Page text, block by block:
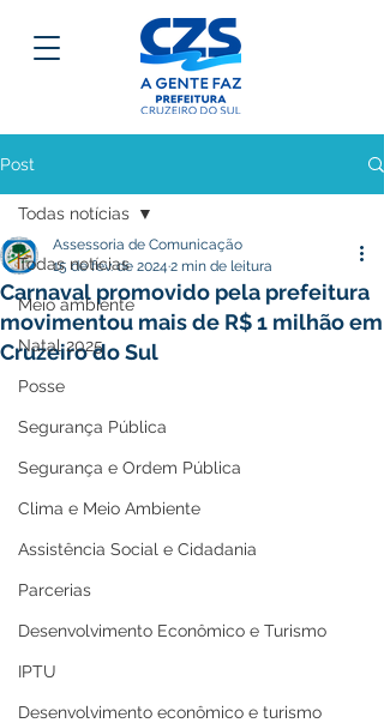
Post
Todas notícias
Meio ambiente
Natal 2025
Posse
Segurança Pública
Segurança e Ordem Pública
Clima e Meio Ambiente
Assistência Social e Cidadania
Parcerias
Desenvolvimento Econômico e Turismo
IPTU
Desenvolvimento econômico e turismo
Todas notícias
Carnaval promovido pela prefeitura
movimentou mais de R$ 1 milhão em
Cruzeiro do Sul
Assessoria de Comunicação
15 de fev. de 2024 2 min de leitura